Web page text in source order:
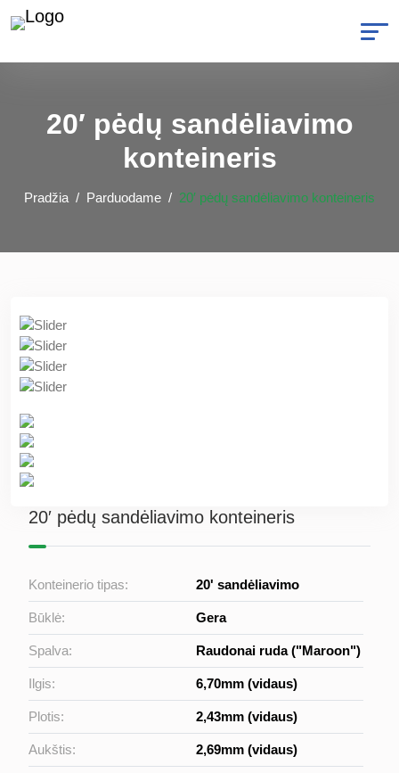
20′ pėdų sandėliavimo
konteineris
Pradžia Parduodame 20′ pėdų sandėliavimo konteineris
20′ pėdų sandėliavimo konteineris
Konteinerio tipas: 20' sandėliavimo
Būklė: Gera
Spalva: Raudonai ruda ("Maroon")
Ilgis: 6,70mm (vidaus)
Plotis: 2,43mm (vidaus)
Aukštis: 2,69mm (vidaus)